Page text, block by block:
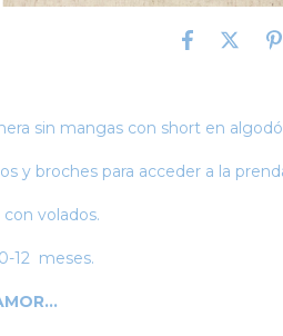
sin mangas con short en
y broches para acceder a la
volados.
12 meses.